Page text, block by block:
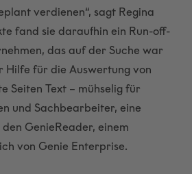
verdienen“, sagt Regina
fand sie daraufhin ein Run-off-
das auf der Suche war
Hilfe für die Auswertung von
Seiten Text – mühselig für
und Sachbearbeiter, eine
GenieReader, einem
von Genie Enterprise.